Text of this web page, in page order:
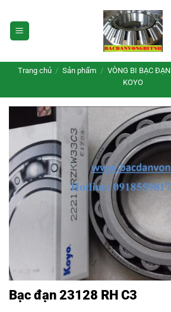
qua
nội
Trang chủ / Sản phẩm / VÒNG BI BẠC ĐẠN
KOYO
Bạc đạn 23128 RH C3